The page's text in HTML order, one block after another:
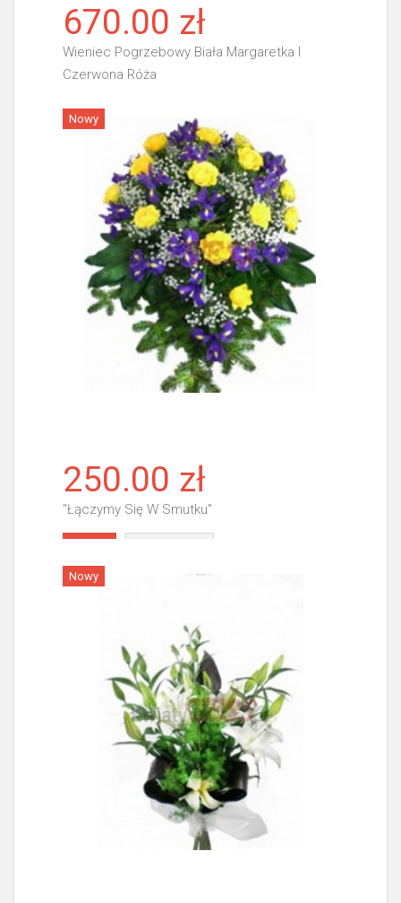
670.00 zł
Wieniec Pogrzebowy Biała Margaretka I
Czerwona Róża
Więcej
Nowy
250.00 zł
"Łączymy Się W Smutku"
Nowy